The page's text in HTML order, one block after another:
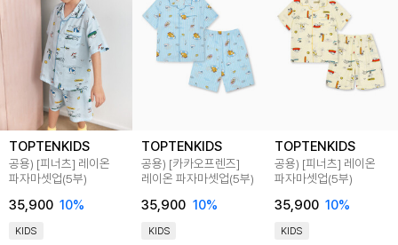
TOPTENKIDS
공용) [피너츠] 레이온
파자마셋업(5부)
35,900 10%
KIDS
TOPTENKIDS
공용) [카카오프렌즈]
레이온 파자마셋업(5부)
35,900 10%
KIDS
TOPTENKIDS
공용) [피너츠] 레이온
파자마셋업(5부)
35,900 10%
KIDS